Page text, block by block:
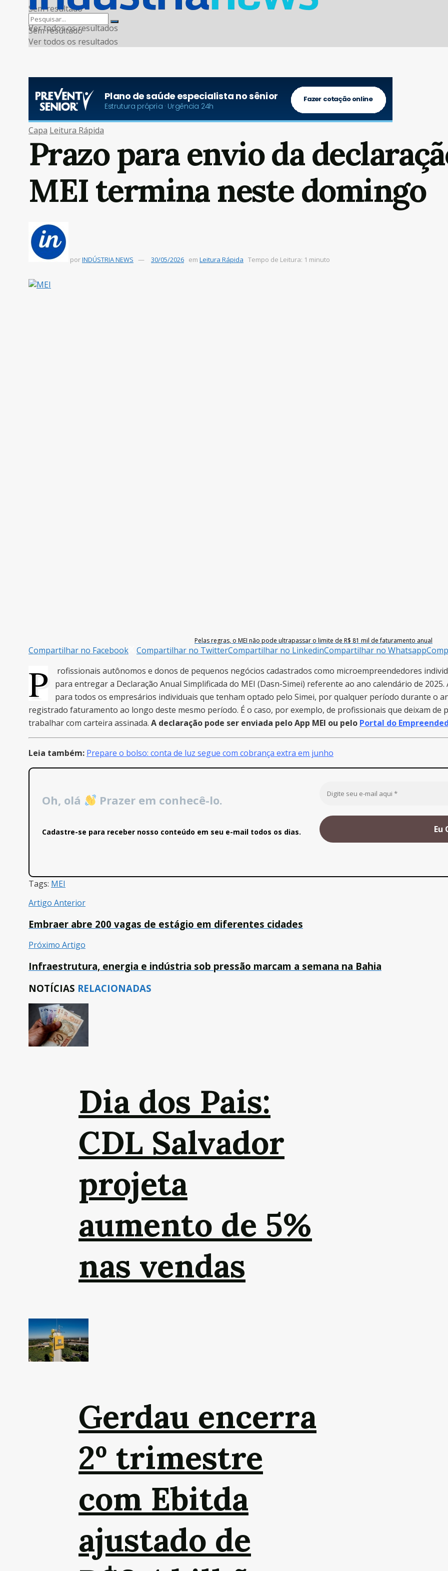
Sem resultado
Ver todos os resultados
Sem resultado
Ver todos os resultados
Capa Leitura Rápida
Prazo para envio da
MEI termina neste domingo
porINDÚSTRIA NEWS 30/05/2026 em Leitura Rápida Tempo de Leitura: 1 minuto
Pelas regras, o MEI não pode ultrapassar o limite de R$ 81 mil de faturamento anual
Compartilhar no Facebook Compartilhar no TwitterCompartilhar no LinkedinCompartilhar no Whatsapp
P
rofissionais autônomos e donos de pequenos negócios cadastrados como microempreendedores
para entregar a Declaração Anual Simplificada do MEI (Dasn-Simei) referente ao ano calendário de
para todos os empresários individuais que tenham optado pelo Simei, por qualquer período durante o
registrado faturamento ao longo deste mesmo período. É o caso, por exemplo, de profissionais que deixam de
trabalhar com carteira assinada. A declaração pode ser enviada pelo App MEI ou pelo Portal do
Leia também: Prepare o bolso: conta de luz segue com cobrança extra em junho
Oh, olá Prazer em conhecê-lo.
Cadastre-se para receber nosso conteúdo em seu e-mail todos os dias.
Tags: MEI
Artigo Anterior
Embraer abre 200 vagas de estágio em diferentes cidades
Próximo Artigo
Infraestrutura, energia e indústria sob pressão marcam a semana na Bahia
NOTÍCIAS RELACIONADAS
Dia dos Pais:
CDL Salvador
projeta
aumento de 5%
nas vendas
Gerdau encerra
2º trimestre
com Ebitda
ajustado de